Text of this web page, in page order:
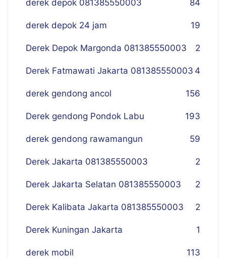
derek depok 081385550003 84
derek depok 24 jam 19
Derek Depok Margonda 081385550003 2
Derek Fatmawati Jakarta 081385550003 4
derek gendong ancol 156
Derek gendong Pondok Labu 193
derek gendong rawamangun 59
Derek Jakarta 081385550003 2
Derek Jakarta Selatan 081385550003 2
Derek Kalibata Jakarta 081385550003 2
Derek Kuningan Jakarta 1
derek mobil 113